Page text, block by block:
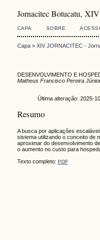
Jornacitec Botucatu,
CAPA SOBRE
Capa> XIV JORNACITEC -
DESENVOLVIMENTO E
Matheus Francisco Pereira
Última alteração: 2025-
Resumo
A busca por aplicações
sistema utilizando o conceito de
aproximar do desenvolvimento
o aumento no custo para
Texto completo: PDF